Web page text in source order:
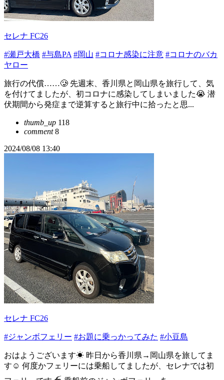
セレナ FC26
#瀬戸大橋 #与島PA #岡山 #コロナ感染に注意 #コロナのバカ
ヤロー
旅行の代償……🥲 先週末、香川県と岡山県を旅行して、気
を付けてましたが、初コロナに感染してしまいました😭 潜
伏期間から発症まで逆算すると旅行中に拾ったと思...
thumb_up 118
comment8
2024/08/08 13:40
セレナ FC26
#ジャンボフェリー #お題に乗っかってみた #小豆島
おはようございます☀ 昨日から香川県→岡山県を旅してま
す☺️ 何度かフェリーには乗船してましたが、セレナでは初